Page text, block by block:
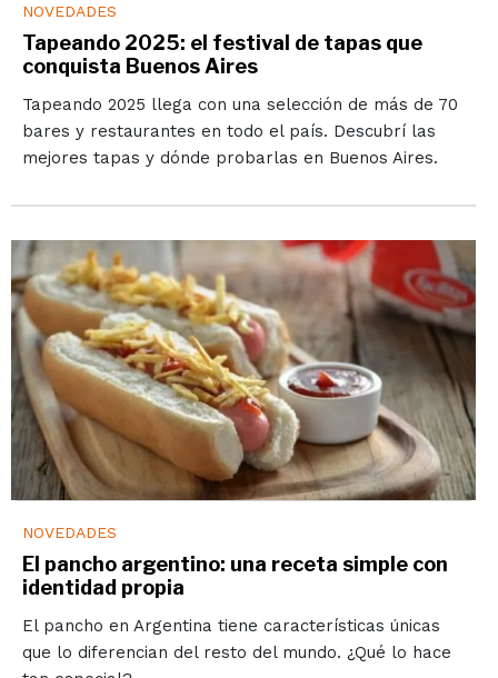
NOVEDADES
Tapeando 2025: el festival de tapas que
conquista Buenos Aires
Tapeando 2025 llega con una selección de más de 70
bares y restaurantes en todo el país. Descubrí las
mejores tapas y dónde probarlas en Buenos Aires.
NOVEDADES
El pancho argentino: una receta simple con
identidad propia
El pancho en Argentina tiene características únicas
que lo diferencian del resto del mundo. ¿Qué lo hace